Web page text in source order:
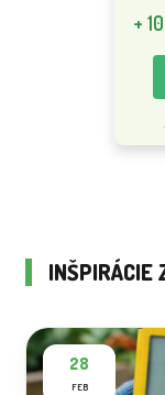
+
INŠPIRÁCIE
28
FEB